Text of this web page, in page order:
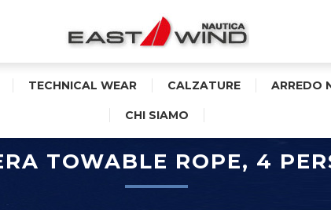
TECHNICAL WEAR CALZATURE ARREDO
CHI SIAMO
TOWABLE ROPE, 4